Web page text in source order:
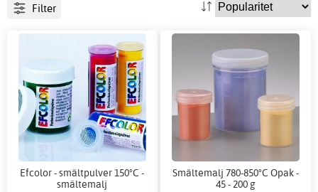
Filter
Efcolor - smältpulver 150°C -
smältemalj
Smältemalj 780-850°C Opak -
45 - 200 g